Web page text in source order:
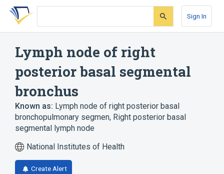
Skip
search
Skip
Skip
account
Sign In
Lymph node of right
posterior basal segmental
bronchus
Known as: Lymph node of right posterior basal
bronchopulmonary segmen, Right posterior basal
segmental lymph node
National Institutes of Health
Create Alert